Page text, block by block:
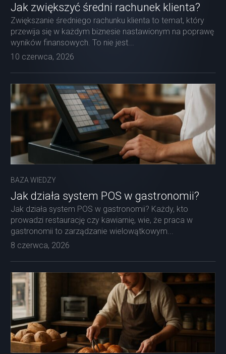
Jak zwiększyć średni rachunek klienta?
Zwiększanie średniego rachunku klienta to temat, który
przewija się w każdym biznesie nastawionym na poprawę
wyników finansowych. To nie jest...
10 czerwca, 2026
BAZA WIEDZY
Jak działa system POS w gastronomii?
Jak działa system POS w gastronomii? Każdy, kto
prowadzi restaurację czy kawiarnię, wie, że praca w
gastronomii to zarządzanie wielowątkowym...
8 czerwca, 2026